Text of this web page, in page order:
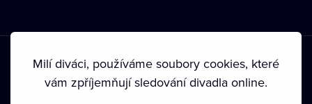
Milí diváci, používáme soubory cookies, které
vám zpříjemňují sledování divadla online.